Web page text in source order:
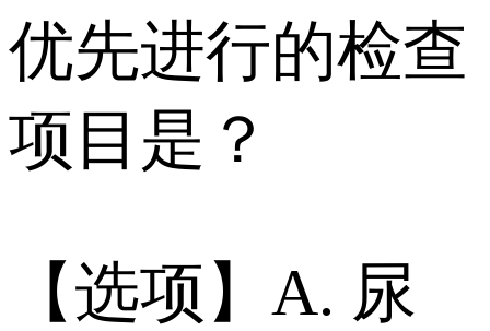
优先进行的检查
项目是？
【选项】A. 尿